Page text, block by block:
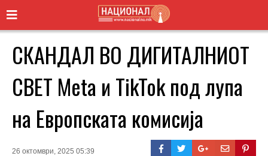
СКАНДАЛ ВО ДИГИТАЛНИОТ
СВЕТ Meta и TikTok под лупа
на Европската комисија
26 октомври, 2025 05:39